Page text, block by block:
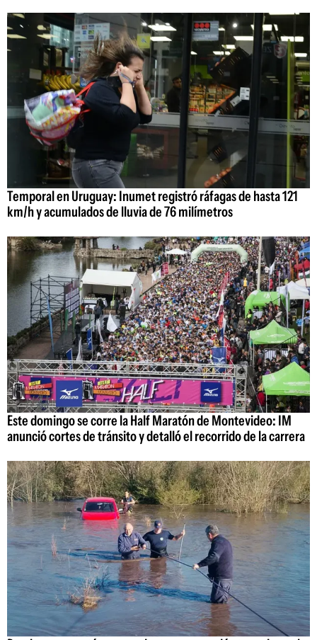
Temporal en Uruguay: Inumet registró ráfagas de hasta 121
km/h y acumulados de lluvia de 76 milímetros
Este domingo se corre la Half Maratón de Montevideo: IM
anunció cortes de tránsito y detalló el recorrido de la carrera